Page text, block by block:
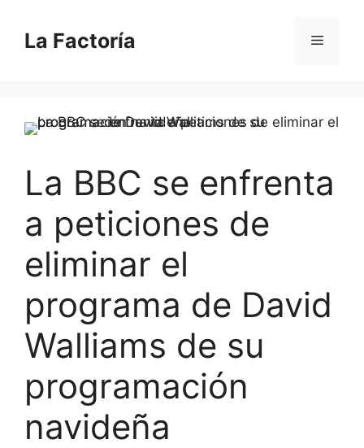
contenido
La Factoría Menú
La BBC se enfrenta
a peticiones de
eliminar el
programa de David
Walliams de su
programación
navideña